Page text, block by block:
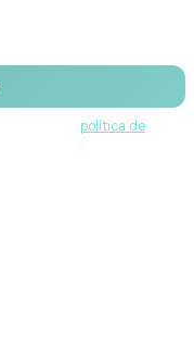
política de